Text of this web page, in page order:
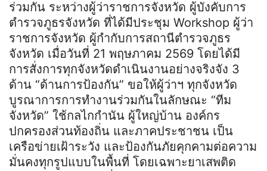
ร่วมกัน ระหว่างผู้ว่าราชการจังหวัด ผู้บังคับการ
ตำรวจภูธรจังหวัด ที่ได้มีประชุม Workshop ผู้ว่า
ราชการจังหวัด ผู้กำกับการสถานีตำรวจภูธร
จังหวัด เมื่อวันที่ 21 พฤษภาคม 2569 โดยได้มี
การสั่งการทุกจังหวัดดำเนินงานอย่างจริงจัง 3
ด้าน “ด้านการป้องกัน” ขอให้ผู้ว่าฯ ทุกจังหวัด
บูรณาการการทำงานร่วมกันในลักษณะ “ทีม
จังหวัด” ใช้กลไกกำนัน ผู้ใหญ่บ้าน องค์กร
ปกครองส่วนท้องถิ่น และภาคประชาชน เป็น
เครือข่ายเฝ้าระวัง และป้องกันภัยคุกคามต่อความ
มั่นคงทุกรูปแบบในพื้นที่ โดยเฉพาะยาเสพติด